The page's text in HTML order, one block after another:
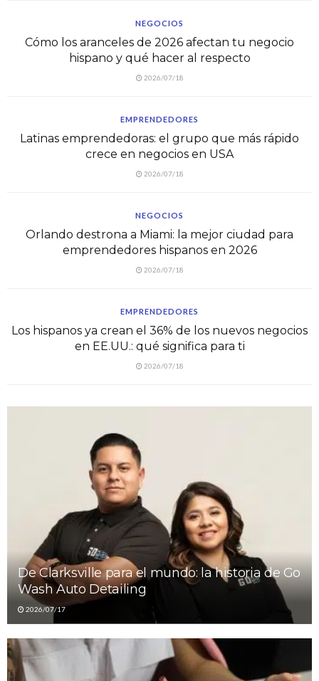
NEGOCIOS
Cómo los aranceles de 2026 afectan tu negocio
hispano y qué hacer al respecto
2026/07/18
EMPRENDEDORES
Latinas emprendedoras: el grupo que más rápido
crece en negocios en USA
2026/07/18
NEGOCIOS
Orlando destrona a Miami: la mejor ciudad para
emprendedores hispanos en 2026
2026/07/18
EMPRENDEDORES
Los hispanos ya crean el 36% de los nuevos negocios
en EE.UU.: qué significa para ti
2026/07/18
De Clarksville para el mundo: la historia de Go
Wash Auto Detailing
2026/07/17